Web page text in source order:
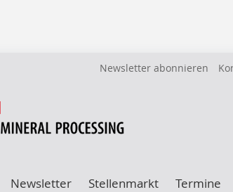
Newsletter abonnieren
Newsletter Stellenmarkt Termine